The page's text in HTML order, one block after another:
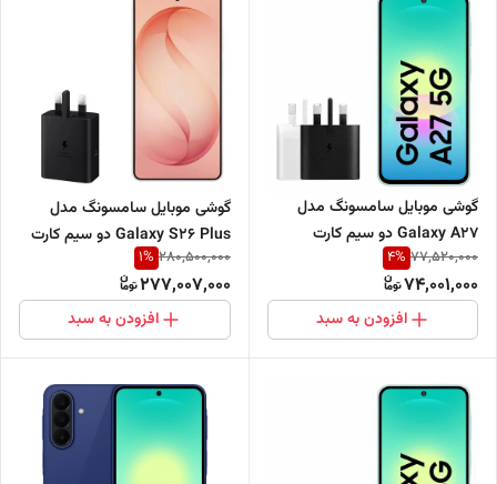
گوشی موبایل سامسونگ مدل
Galaxy A27 دو سیم کارت
گیگابایت - ویتنام + به همراه
77,520,000
4%
74,001,000
افزودن به سبد
گوشی موبایل سامسونگ مدل
Galaxy S26 Plus دو سیم کارت
گیگابایت - ویتنام - ریجستر شده
- همراه با شارژر 45 وات
280,500,000
1%
277,007,000
افزودن به سبد